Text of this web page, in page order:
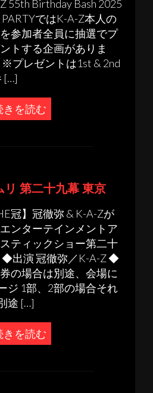
55th Birthday Bash 2025
ではK-A-Z本人の
参加者全員に抽選でプ
トする企画がありま
※プレゼントは1st & 2nd
[…]
きを読む
リ 第二十九幕 東京
冠】冠徹弥 & K-A-Zが
ンターテインメントア
ティックショー第二十
◆出演 冠徹弥／K-A-Z ◆
の場合は別途、会場に
ジ 1部、2部の場合それ
途 […]
きを読む